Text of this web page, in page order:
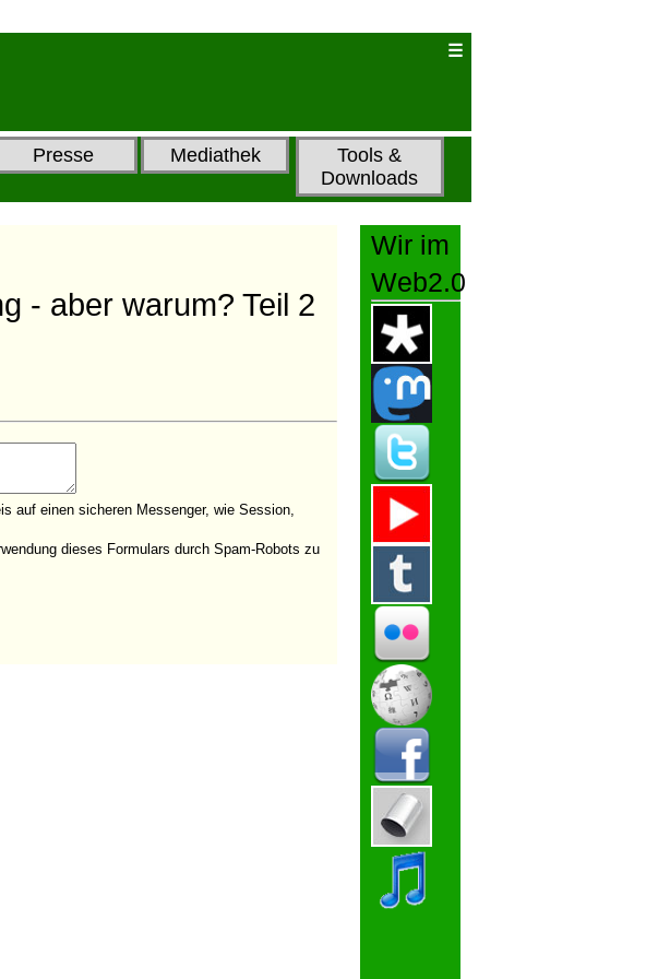
Presse Mediathek
Tools &
Downloads
- aber warum? Teil 2
auf einen sicheren Messenger, wie Session,
dieses Formulars durch Spam-Robots zu
Wir im
Web2.0